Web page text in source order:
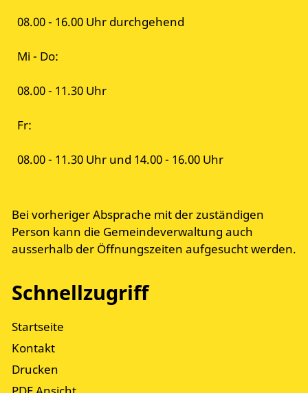
08.00 - 16.00 Uhr durchgehend
Mi - Do:
08.00 - 11.30 Uhr
Fr:
08.00 - 11.30 Uhr und 14.00 - 16.00 Uhr
Bei vorheriger Absprache mit der zuständigen
Person kann die Gemeindeverwaltung auch
ausserhalb der Öffnungszeiten aufgesucht werden.
Schnellzugriff
Startseite
Kontakt
Drucken